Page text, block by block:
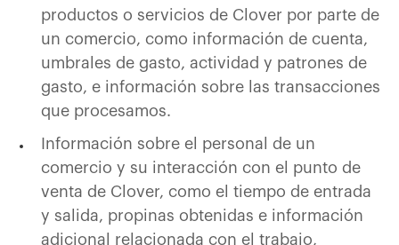
productos o servicios de Clover por parte de
un comercio, como información de cuenta,
umbrales de gasto, actividad y patrones de
gasto, e información sobre las transacciones
que procesamos.
Información sobre el personal de un
comercio y su interacción con el punto de
venta de Clover, como el tiempo de entrada
y salida, propinas obtenidas e información
adicional relacionada con el trabajo,